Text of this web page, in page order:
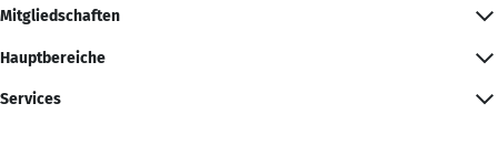
Mitgliedschaften
Hauptbereiche
Services